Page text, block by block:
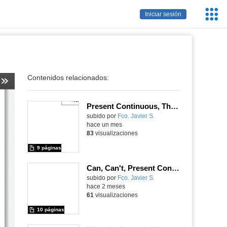
Iniciar sesión
Contenidos relacionados:
Present Continuous, Ther is / are, A / An, Some, Any, Travelling & Hotels, Clothes, Prepositions of Place
Contenido educativo.
subido por Fco. Javier S.
9 páginas
hace un mes
83visualizaciones
Can, Can't, Present Continuous, Verb Phrases, The Weather & the Seasons
Contenido educativo.
subido por Fco. Javier S.
10 páginas
hace 2 meses
61 visualizaciones